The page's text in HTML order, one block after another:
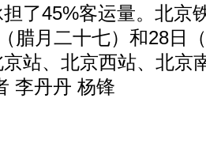
了45%客运量。北京
腊月二十七）和28日
站、北京西站、北京
李丹丹 杨锋